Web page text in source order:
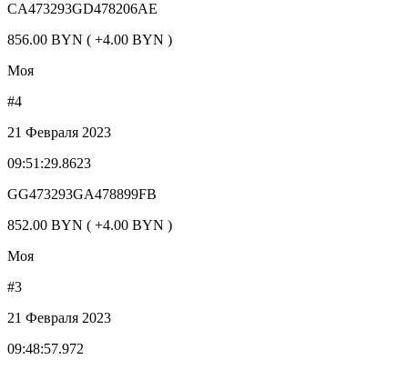
CA473293GD478206AE
856.00 BYN ( +4.00 BYN )
Моя
#4
21 Февраля 2023
09:51:29.8623
GG473293GA478899FB
852.00 BYN ( +4.00 BYN )
Моя
#3
21 Февраля 2023
09:48:57.972